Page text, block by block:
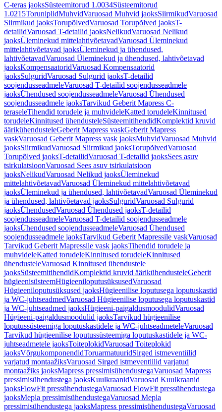
C-teras jaoksSüsteemitorud 1.0034Süsteemitorud
1.0215ToruniplidMuhvidVaruosad Muhvid jaoksSiirmikudVaruosad
Siirmikud jaoksTorupõlvedVaruosad Torupõlved jaoksT-
detailidVaruosad T-detailid jaoksNelikudVaruosad Nelikud
jaoksÜleminekud mittelahtivõetavadVaruosad Üleminekud
mittelahtivõetavad jaoksÜleminekud ja ühendused,
lahtivõetavadVaruosad Üleminekud ja ühendused, lahtivõetavad
jaoksKompensaatoridVaruosad Kompensaatorid
jaoksSulguridVaruosad Sulgurid jaoksT-detailid
soojendusseadmeleVaruosad T-detailid soojendusseadmele
jaoksÜhendused soojendusseadmeleVaruosad Ühendused
soojendusseadmele jaoksTarvikud Geberit Mapress C-
teraseleTihendid torudele ja muhvideleKatted torudeleKinnitused
torudeleKinnitused ühendusteleSüsteemitihendidKomplektid kruvid
äärikühendusteleGeberit Mapress vaskGeberit Mapress
vaskVaruosad Geberit Mapress vask jaoksMuhvidVaruosad Muhvid
jaoksSiirmikudVaruosad Siirmikud jaoksTorupõlvedVaruosad
Torupõlved jaoksT-detailidVaruosad T-detailid jaoksSees asuv
tsirkulatsioonVaruosad Sees asuv tsirkulatsioon
jaoksNelikudVaruosad Nelikud jaoksÜleminekud
mittelahtivõetavadVaruosad Üleminekud mittelahtivõetavad
jaoksÜleminekud ja ühendused, lahtivõetavadVaruosad Üleminekud
ja ühendused, lahtivõetavad jaoksSulguridVaruosad Sulgurid
jaoksÜhendusedVaruosad Ühendused jaoksT-detailid
soojendusseadmeleVaruosad T-detailid soojendusseadmele
jaoksÜhendused soojendusseadmeleVaruosad Ühendused
soojendusseadmele jaoksTarvikud Geberit Mapressile vaskVaruosad
Tarvikud Geberit Mapressile vask jaoksTihendid torudele ja
muhvideleKatted torudeleKinnitused torudeleKinnitused
ühendusteleVaruosad Kinnitused ühendustele
jaoksSüsteemitihendidKomplektid kruvid äärikühendusteleGeberit
hügieenisüsteemHügieeniloputusüksusedVaruosad
Hügieeniloputusüksused jaoksHügieenilise loputusega loputuskastid
ja WC-juhtseadmedVaruosad Hügieenilise loputusega loputuskastid
ja WC-juhtseadmed jaoksHügieeni-paigaldusmoodulidVaruosad
Hügieeni-paigaldusmoodulid jaoksTarvikud hügieenilise
loputussüsteemiga loputuskastidele ja WC-juhtseadmeteleVaruosad
Tarvikud hügieenilise loputussüsteemiga loputuskastidele ja WC-
juhtseadmetele jaoksToiteplokidVaruosad Toiteplokid
jaoksVõrgukomponendidToruarmatuuridSirged istmeventiilid
varjatud montaažiksVaruosad Sirged istmeventiilid varjatud
montaažiks jaoksMapress pressimisühendustegaVaruosad Mapress
pressimisühendustega jaoksKuulkraanidVaruosad Kuulkraanid
jaoksFlowFit pressühendustegaVaruosad FlowFit pressühendustega
jaoksMepla pressimisühendustegaVaruosad Mepla
pressimisühendustega jaoksMapress pressimisühendustegaVaruosad